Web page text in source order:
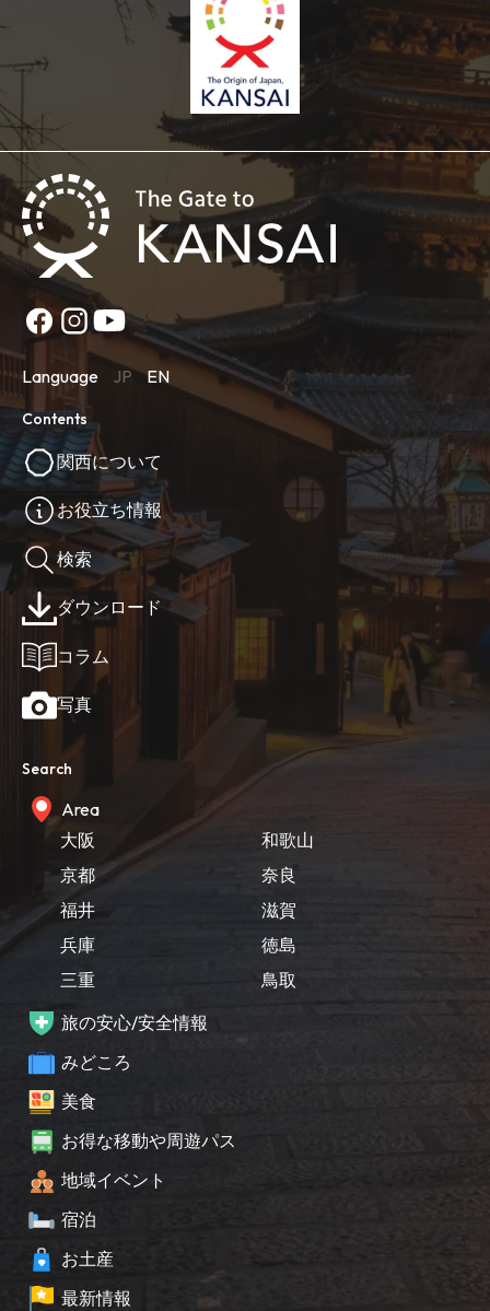
Language JP EN
Contents
関西について
お役立ち情報
検索
ダウンロード
コラム
写真
Search
Area
大阪
京都
福井
兵庫
三重
和歌山
奈良
滋賀
徳島
鳥取
旅の安心/安全情報
みどころ
美食
お得な移動や周遊パス
地域イベント
宿泊
お土産
最新情報